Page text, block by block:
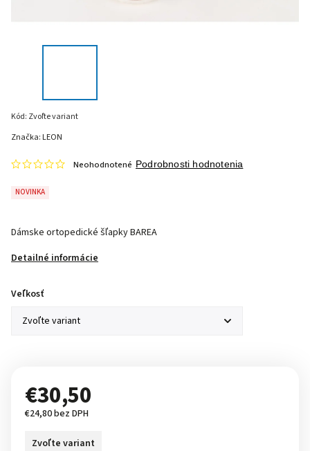
Kód: Zvoľte variant
NOVINKA
Neohodnotené Podrobnosti hodnotenia
Dámske ortopedické šľapky BAREA
Detailné informácie
Značka: LEON
Veľkosť
€30,50
€24,80 bez DPH
Zvoľte variant